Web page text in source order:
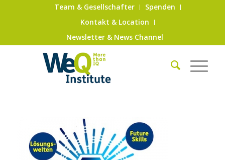
Team & Gesellschafter
Spenden
Kontakt & Location
Newsletter & News Channel